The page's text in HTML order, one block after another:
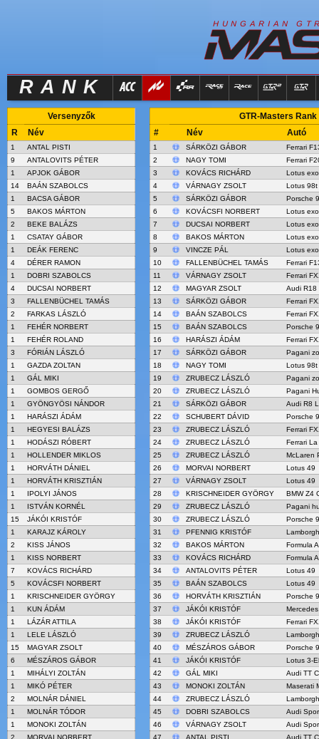
H U N G A R I A N G T
RANK
Versenyzők
R
Név
1
ANTAL PISTI
9
ANTALOVITS PÉTER
1
APJOK GÁBOR
14
BAÁN SZABOLCS
1
BACSA GÁBOR
5
BAKOS MÁRTON
2
BEKE BALÁZS
1
CSATAY GÁBOR
1
DEÁK FERENC
4
DÉRER RAMON
1
DOBRI SZABOLCS
4
DUCSAI NORBERT
3
FALLENBÜCHEL TAMÁS
2
FARKAS LÁSZLÓ
1
FEHÉR NORBERT
1
FEHÉR ROLAND
3
FÓRIÁN LÁSZLÓ
1
GAZDA ZOLTAN
1
GÁL MIKI
1
GOMBOS GERGŐ
1
GYÖNGYÖSI NÁNDOR
1
HARÁSZI ÁDÁM
1
HEGYESI BALÁZS
1
HODÁSZI RÓBERT
1
HOLLENDER MIKLOS
1
HORVÁTH DÁNIEL
1
HORVÁTH KRISZTIÁN
1
IPOLYI JÁNOS
1
ISTVÁN KORNÉL
15
JÁKÓI KRISTÓF
1
KARAJZ KÁROLY
2
KISS JÁNOS
1
KISS NORBERT
7
KOVÁCS RICHÁRD
5
KOVÁCSFI NORBERT
1
KRISCHNEIDER GYÖRGY
1
KUN ÁDÁM
1
LÁZÁR ATTILA
1
LELE LÁSZLÓ
15
MAGYAR ZSOLT
6
MÉSZÁROS GÁBOR
1
MIHÁLYI ZOLTÁN
1
MIKÓ PÉTER
2
MOLNÁR DÁNIEL
1
MOLNÁR TÓDOR
1
MONOKI ZOLTÁN
2
MORVAI NORBERT
GTR-Masters
#
Név Autó
1 SÁRKÖZI GÁBOR
Ferrari
2
NAGY TOMI
Ferrari
3
KOVÁCS RICHÁRD
Lotus
4
VÁRNAGY ZSOLT
Lotus 98t
5
SÁRKÖZI GÁBOR
Porsche
6
KOVÁCSFI NORBERT
Lotus
7
DUCSAI NORBERT
Lotus
8
BAKOS MÁRTON
Lotus
9
VINCZE PÁL
Lotus
10
FALLENBÜCHEL TAMÁS
Ferrari
11
VÁRNAGY ZSOLT
Ferrari
12
MAGYAR ZSOLT
Audi R18
13
SÁRKÖZI GÁBOR
Ferrari
14
BAÁN SZABOLCS
Ferrari
15
BAÁN SZABOLCS
Porsche
16
HARÁSZI ÁDÁM
Ferrari
17
SÁRKÖZI GÁBOR
Pagani
18
NAGY TOMI
Lotus 98t
19
ZRUBECZ LÁSZLÓ
Pagani
20
ZRUBECZ LÁSZLÓ
Pagani
21
SÁRKÖZI GÁBOR
Audi R8
22
SCHUBERT DÁVID
Porsche
23
ZRUBECZ LÁSZLÓ
Ferrari
24
ZRUBECZ LÁSZLÓ
Ferrari La
25
ZRUBECZ LÁSZLÓ
McLaren
26
MORVAI NORBERT
Lotus 49
27
VÁRNAGY ZSOLT
Lotus 49
28
KRISCHNEIDER GYÖRGY
BMW Z4
29
ZRUBECZ LÁSZLÓ
Pagani
30
ZRUBECZ LÁSZLÓ
Porsche
31
PFENNIG KRISTÓF
32
BAKOS MÁRTON
Formula
33
KOVÁCS RICHÁRD
Formula
34
ANTALOVITS PÉTER
Lotus 49
35
BAÁN SZABOLCS
Lotus 49
36
HORVÁTH KRISZTIÁN
Porsche
37
JÁKÓI KRISTÓF
38
JÁKÓI KRISTÓF
Ferrari
39
ZRUBECZ LÁSZLÓ
40
MÉSZÁROS GÁBOR
Porsche
41
JÁKÓI KRISTÓF
Lotus 3-
42
GÁL MIKI
Audi TT
43
MONOKI ZOLTÁN
Maserati
44
ZRUBECZ LÁSZLÓ
45
DOBRI SZABOLCS
Audi
46
VÁRNAGY ZSOLT
Audi
47
ANTAL PISTI
Audi TT